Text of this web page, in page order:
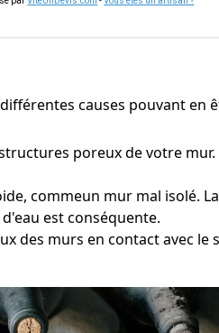
causes pouvant en
poreux de votre mur.
commeun mur mal isolé.
est conséquente.
des murs en contact avec le